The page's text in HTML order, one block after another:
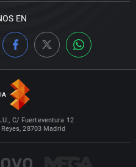
EN
C/ Fuerteventura 12
28703 Madrid